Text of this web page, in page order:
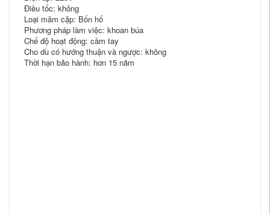
Điều tốc: không
Loại mâm cặp: Bốn hố
Phương pháp làm việc: khoan búa
Chế độ hoạt động: cầm tay
Cho dù có hướng thuận và ngược: không
Thời hạn bảo hành: hơn 15 năm